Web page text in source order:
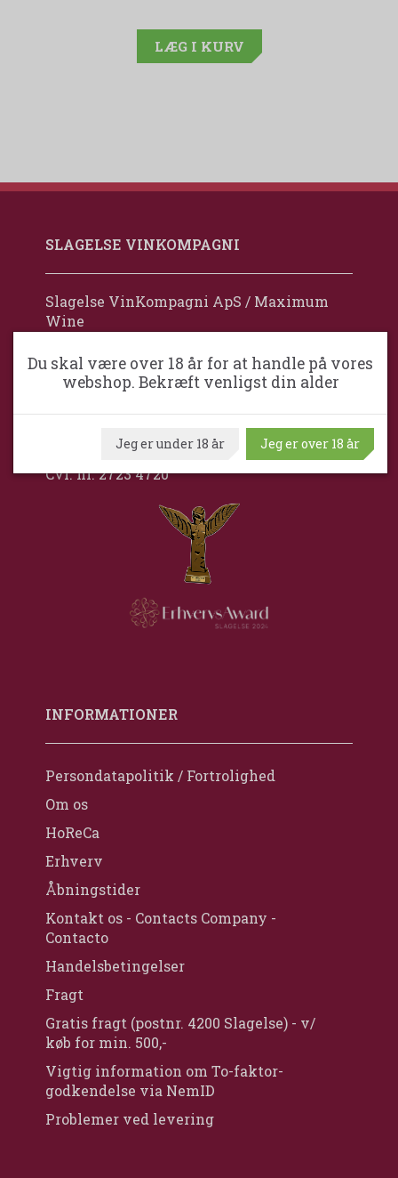
LÆG I KURV
SLAGELSE VINKOMPAGNI
Slagelse VinKompagni ApS / Maximum
Wine
DK-4200 Slagelse
Danmark
+45 5856 1400
kim@slagelsevinkompagni.dk
Cvr. nr. 2723 4720
INFORMATIONER
Persondatapolitik / Fortrolighed
Om os
HoReCa
Erhverv
Åbningstider
Kontakt os - Contacts Company -
Contacto
Handelsbetingelser
Fragt
Gratis fragt (postnr. 4200 Slagelse) - v/
køb for min. 500,-
Vigtig information om To-faktor-
godkendelse via NemID
Problemer ved levering
Du skal være over 18 år for at handle på vores
webshop. Bekræft venligst din alder
Jeg er under 18 år Jeg er over 18 år